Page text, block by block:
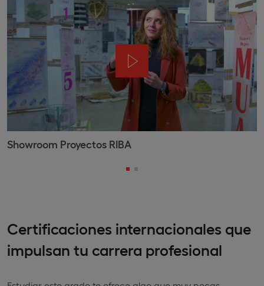
Showroom Proyectos RIBA
Certificaciones internacionales que
impulsan tu carrera profesional